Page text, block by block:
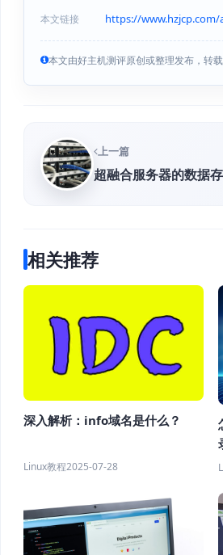
本文链接 https://
本文由好主机测评原创或整理发布，转
上一篇
超融合服务器的数据
相关推荐
深入解析：info域名是什么？
Linux教程2025-07-28